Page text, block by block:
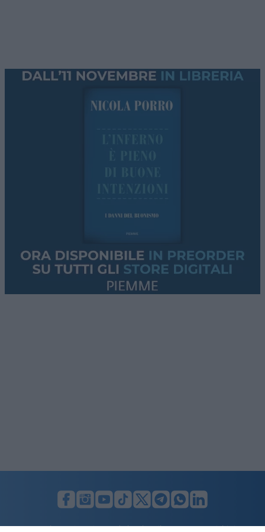
LUNIFIN S.r.l. a socio unico. Sede legale Milano, Largo F. Richini, 2/A,